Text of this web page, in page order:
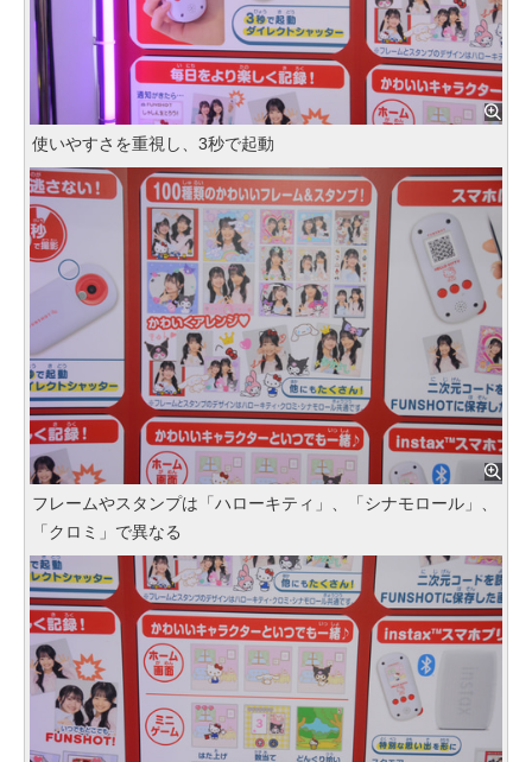
使いやすさを重視し、3秒で起動
フレームやスタンプは「ハローキティ」、「シナモロール」、
「クロミ」で異なる